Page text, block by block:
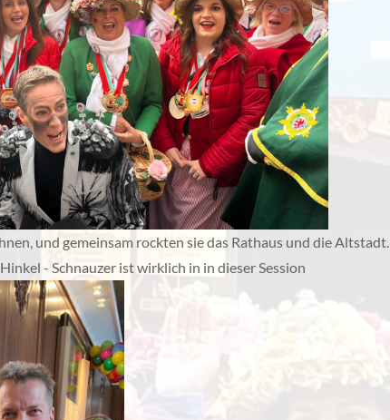
und gemeinsam rockten sie das Rathaus und die Altstadt.
- Schnauzer ist wirklich in in dieser Session